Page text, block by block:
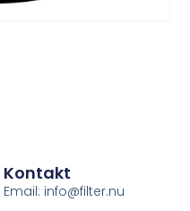
Kontakt
Email: info@filter.nu